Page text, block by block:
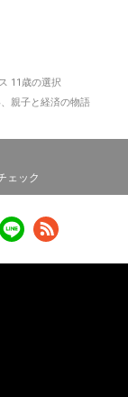
11歳の選択
親子と経済の物語
ェック